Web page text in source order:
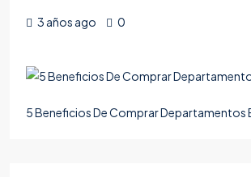
3 años ago 0
5 Beneficios De Comprar Departamentos